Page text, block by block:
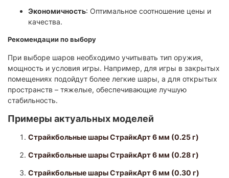
Экономичность: Оптимальное соотношение цены и
качества.​
Рекомендации по выбору
При выборе шаров необходимо учитывать тип оружия,
мощность и условия игры. Например, для игры в закрытых
помещениях подойдут более легкие шары, а для открытых
пространств – тяжелые, обеспечивающие лучшую
стабильность.​
Примеры актуальных моделей
Страйкбольные шары СтрайкАрт 6 мм (0.25 г)
Страйкбольные шары СтрайкАрт 6 мм (0.28 г)
Страйкбольные шары СтрайкАрт 6 мм (0.30 г)